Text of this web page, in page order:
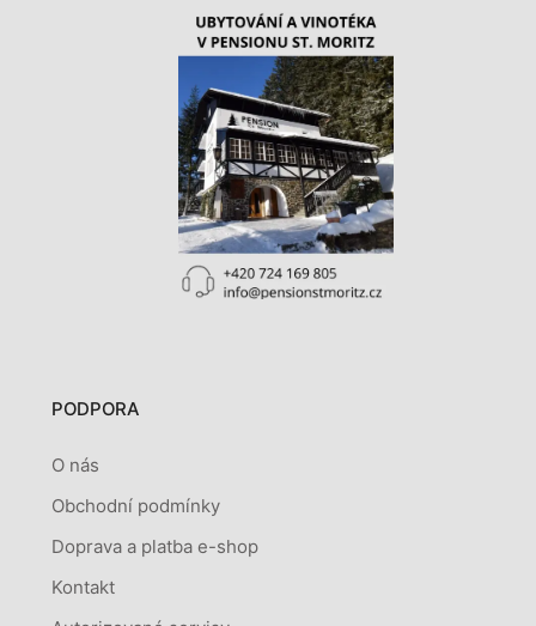
PODPORA
O nás
Obchodní podmínky
Doprava a platba e-shop
Kontakt